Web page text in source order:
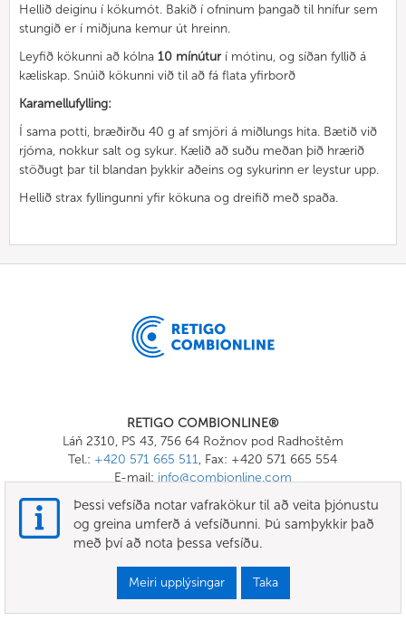
Hellið deiginu í kökumót. Bakið í ofninum þangað til hnífur sem
stungið er í miðjuna kemur út hreinn.
Leyfið kökunni að kólna 10 mínúturí mótinu, og síðan fyllið á
kæliskap. Snúið kökunni við til að fá flata yfirborð
Karamellufylling:
Í sama potti, bræðirðu 40 g af smjöri á miðlungs hita. Bætið við
rjóma, nokkur salt og sykur. Kælið að suðu meðan þið hrærið
stöðugt þar til blandan þykkir aðeins og sykurinn er leystur upp.
Hellið strax fyllingunni yfir kökuna og dreifið með spaða.
RETIGO COMBIONLINE®
Láň 2310, PS 43, 756 64 Rožnov pod Radhoštěm
Tel.: +420 571 665 511, Fax: +420 571 665 554
E-mail: info@combionline.com
OnlineMenu
SKILMÁLAR OG SKILYRÐI
Þessi vefsíða notar vafrakökur til að veita þjónustu
og greina umferð á vefsíðunni. Þú samþykkir það
með því að nota þessa vefsíðu.
Meiri upplýsingar Taka